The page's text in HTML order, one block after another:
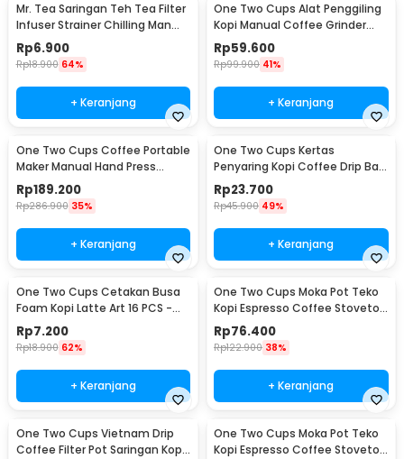
Mr. Tea Saringan Teh Tea Filter
Infuser Strainer Chilling Man
Silicon - MR03
Rp6.900
Rp18.900 64%
+ Keranjang
One Two Cups Alat Penggiling
Kopi Manual Coffee Grinder
Portable - WFCG9800
Rp59.600
Rp99.900 41%
+ Keranjang
One Two Cups Coffee Portable
Maker Manual Hand Press
Espresso 300ml - T35066
Rp189.200
Rp286.900 35%
+ Keranjang
One Two Cups Kertas
Penyaring Kopi Coffee Drip Bag
Paper Filter 50PCS - T111
Rp23.700
Rp45.900 49%
+ Keranjang
One Two Cups Cetakan Busa
Foam Kopi Latte Art 16 PCS -
JJYE01
Rp7.200
Rp18.900 62%
+ Keranjang
One Two Cups Moka Pot Teko
Kopi Espresso Coffee Stovetop
6 Cup 300ml - Z20
Rp76.400
Rp122.900 38%
+ Keranjang
One Two Cups Vietnam Drip
Coffee Filter Pot Saringan Kopi
One Two Cups Moka Pot Teko
Kopi Espresso Coffee Stovetop